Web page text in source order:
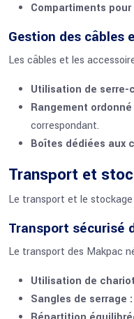
Compartiments
Gestion des câbles
Les câbles et les
Utilisation de serre-
Rangement
correspondant.
Boîtes dédiées aux
Transport et
Le transport et le
Transport sécurisé
Le transport des Makpac
Utilisation de
Sangles de serrage :